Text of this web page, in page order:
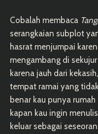
Cobalah membaca
serangkaian subplot
hasrat menjumpai
mengambang di
karena jauh dari
tempat ramai yang
benar kau punya
kapan kau ingin
keluar sebagai